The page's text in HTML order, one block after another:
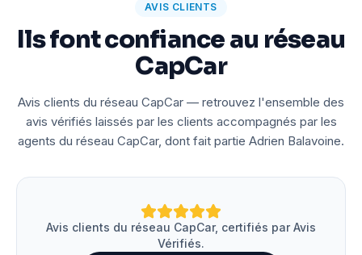
AVIS CLIENTS
Ils font confiance au réseau
CapCar
Avis clients du réseau CapCar — retrouvez l'ensemble des
avis vérifiés laissés par les clients accompagnés par les
agents du réseau CapCar, dont fait partie Adrien Balavoine.
Avis clients du réseau CapCar, certifiés par Avis
Vérifiés.